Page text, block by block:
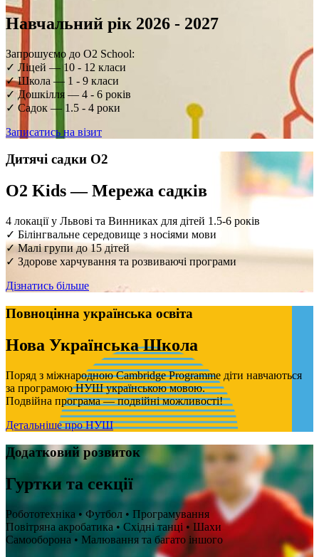
Навчальний рік 2026 - 2027
Запрошуємо до O2 School:
✓ Ліцей — 10 - 12 класи
✓ Школа — 1 - 9 класи
✓ Дошкілля — 4 - 6 років
✓ Садок — 1.5 - 4 роки
Записатись на візит
Дитячі садки O2
O2 Kids — Мережа садків
4 локації у Львові та Винниках для дітей 1.5-6 років
✓ Білінгвальне середовище з носіями мови
✓ Малі групи до 15 дітей
✓ Здорове харчування та розвиваючі програми
Дізнатись більше
Повноцінна українська освіта
Нова Українська Школа
Поряд з міжнародною Cambridge Programme діти навчаються
за програмою НУШ українською мовою.
Подвійна програма — подвійні можливості!
Детальніше про НУШ
Додатковий розвиток
Гуртки та секції
Робототехніка • Футбол • Програмування
Повітряна акробатика • Східні танці • Шахи
Самооборона • Малювання та багато іншого